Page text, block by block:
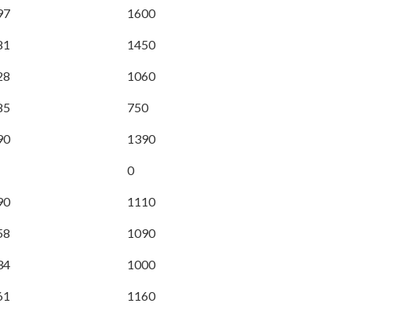
1600
1450
1060
750
1390
0
1110
1090
1000
1160